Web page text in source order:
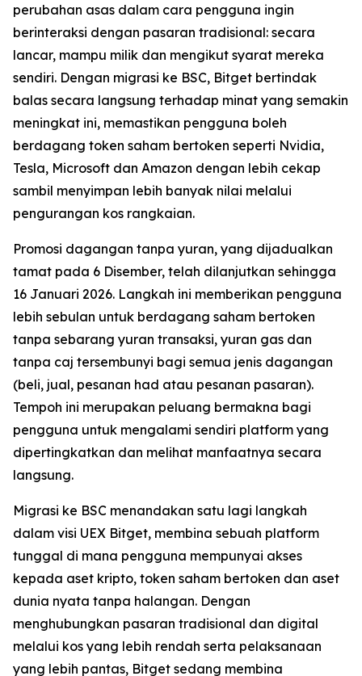
perubahan asas dalam cara pengguna ingin
berinteraksi dengan pasaran tradisional: secara
lancar, mampu milik dan mengikut syarat mereka
sendiri. Dengan migrasi ke BSC, Bitget bertindak
balas secara langsung terhadap minat yang semakin
meningkat ini, memastikan pengguna boleh
berdagang token saham bertoken seperti Nvidia,
Tesla, Microsoft dan Amazon dengan lebih cekap
sambil menyimpan lebih banyak nilai melalui
pengurangan kos rangkaian.
Promosi dagangan tanpa yuran, yang dijadualkan
tamat pada 6 Disember, telah dilanjutkan sehingga
16 Januari 2026. Langkah ini memberikan pengguna
lebih sebulan untuk berdagang saham bertoken
tanpa sebarang yuran transaksi, yuran gas dan
tanpa caj tersembunyi bagi semua jenis dagangan
(beli, jual, pesanan had atau pesanan pasaran).
Tempoh ini merupakan peluang bermakna bagi
pengguna untuk mengalami sendiri platform yang
dipertingkatkan dan melihat manfaatnya secara
langsung.
Migrasi ke BSC menandakan satu lagi langkah
dalam visi UEX Bitget, membina sebuah platform
tunggal di mana pengguna mempunyai akses
kepada aset kripto, token saham bertoken dan aset
dunia nyata tanpa halangan. Dengan
menghubungkan pasaran tradisional dan digital
melalui kos yang lebih rendah serta pelaksanaan
yang lebih pantas, Bitget sedang membina